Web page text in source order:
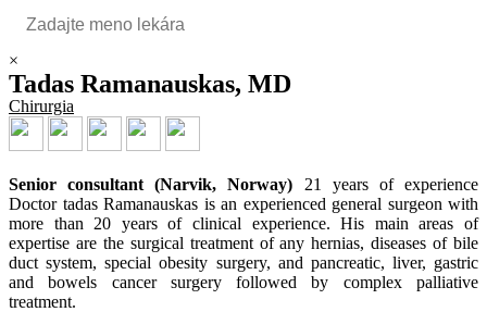
×
Tadas Ramanauskas, MD
Chirurgia
Senior consultant (Narvik, Norway) 21 years of experience
Doctor tadas Ramanauskas is an experienced general surgeon with
more than 20 years of clinical experience. His main areas of
expertise are the surgical treatment of any hernias, diseases of bile
duct system, special obesity surgery, and pancreatic, liver, gastric
and bowels cancer surgery followed by complex palliative
treatment.